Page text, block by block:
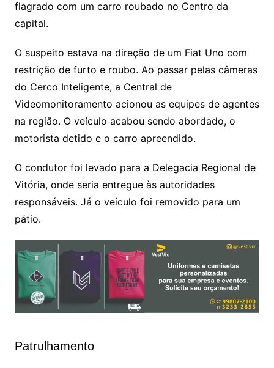
p
k
flagrado com um carro roubado no Centro da
capital.
O suspeito estava na direção de um Fiat Uno com
restrição de furto e roubo. Ao passar pelas câmeras
do Cerco Inteligente, a Central de
Videomonitoramento acionou as equipes de agentes
na região. O veículo acabou sendo abordado, o
motorista detido e o carro apreendido.
O condutor foi levado para a Delegacia Regional de
Vitória, onde seria entregue às autoridades
responsáveis. Já o veículo foi removido para um
pátio.
Patrulhamento